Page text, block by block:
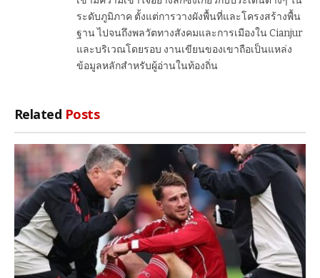
ระดับภูมิภาค ตั้งแต่การวางผังพื้นที่และโครงสร้างพื้น
ฐาน ไปจนถึงพลวัตทางสังคมและการเมืองใน Cianjur
และบริเวณโดยรอบ งานเขียนของเขาถือเป็นแหล่ง
ข้อมูลหลักสำหรับผู้อ่านในท้องถิ่น
Related Posts